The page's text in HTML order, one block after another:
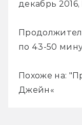
декабрь
по 43-50
Похоже на:
Джейн«